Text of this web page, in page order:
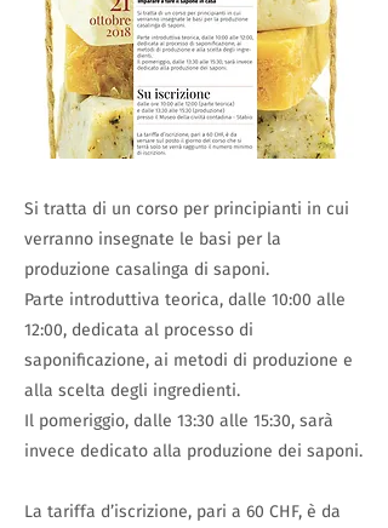
Si tratta di un corso per principianti in cui
verranno insegnate le basi per la
produzione casalinga di saponi.
Parte introduttiva teorica, dalle 10:00 alle
12:00, dedicata al processo di
saponificazione, ai metodi di produzione e
alla scelta degli ingredienti.
Il pomeriggio, dalle 13:30 alle 15:30, sarà
invece dedicato alla produzione dei saponi.
La tariffa d’iscrizione, pari a 60 CHF, è da